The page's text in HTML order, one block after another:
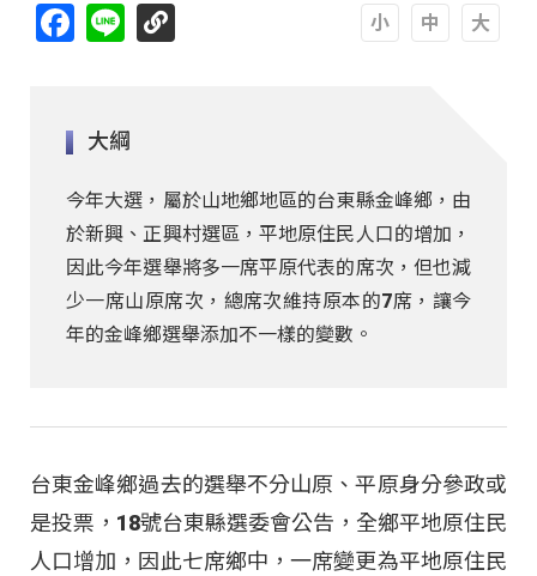
Facebook
Line
大綱
今年大選，屬於山地鄉地區的台東縣金峰鄉，由
於新興、正興村選區，平地原住民人口的增加，
因此今年選舉將多一席平原代表的席次，但也減
少一席山原席次，總席次維持原本的7席，讓今
年的金峰鄉選舉添加不一樣的變數。
台東金峰鄉過去的選舉不分山原、平原身分參政或
是投票，18號台東縣選委會公告，全鄉平地原住民
人口增加，因此七席鄉中，一席變更為平地原住民